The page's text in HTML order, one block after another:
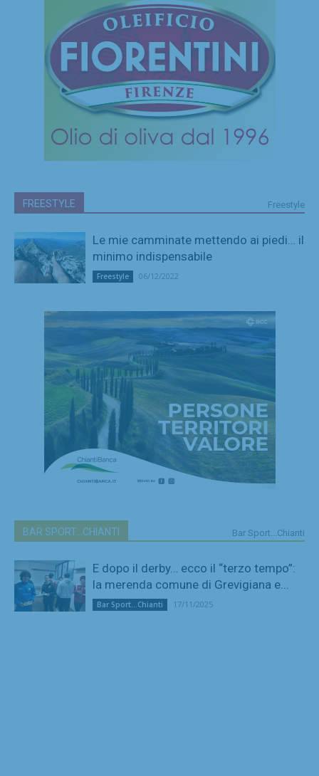
FREESTYLE Freestyle
Le mie camminate mettendo ai piedi… il
minimo indispensabile
Freestyle 06/12/2022
BAR SPORT...CHIANTI Bar Sport...Chianti
E dopo il derby… ecco il “terzo tempo”:
la merenda comune di Grevigiana e...
Bar Sport...Chianti 17/11/2025